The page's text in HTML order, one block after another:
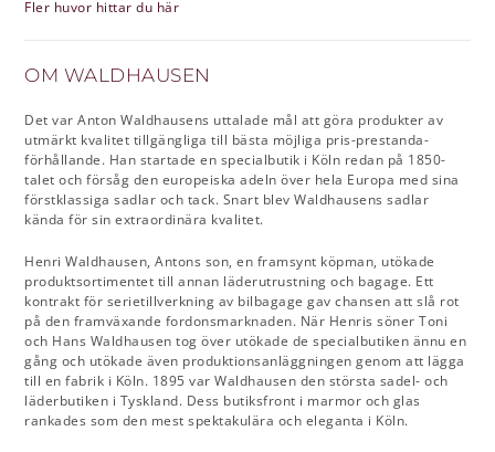
Fler huvor hittar du här
OM WALDHAUSEN
Det var Anton Waldhausens uttalade mål att göra produkter av
utmärkt kvalitet tillgängliga till bästa möjliga pris-prestanda-
förhållande. Han startade en specialbutik i Köln redan på 1850-
talet och försåg den europeiska adeln över hela Europa med sina
förstklassiga sadlar och tack. Snart blev Waldhausens sadlar
kända för sin extraordinära kvalitet.
Henri Waldhausen, Antons son, en framsynt köpman, utökade
produktsortimentet till annan läderutrustning och bagage. Ett
kontrakt för serietillverkning av bilbagage gav chansen att slå rot
på den framväxande fordonsmarknaden. När Henris söner Toni
och Hans Waldhausen tog över utökade de specialbutiken ännu en
gång och utökade även produktionsanläggningen genom att lägga
till en fabrik i Köln. 1895 var Waldhausen den största sadel- och
läderbutiken i Tyskland. Dess butiksfront i marmor och glas
rankades som den mest spektakulära och eleganta i Köln.